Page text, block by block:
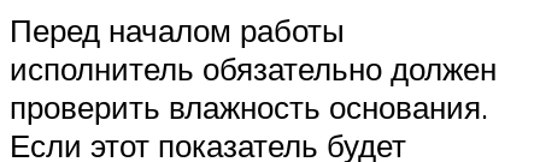
Перед началом работы
исполнитель обязательно должен
проверить влажность основания.
Если этот показатель будет